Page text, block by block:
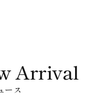
Arrival
ース